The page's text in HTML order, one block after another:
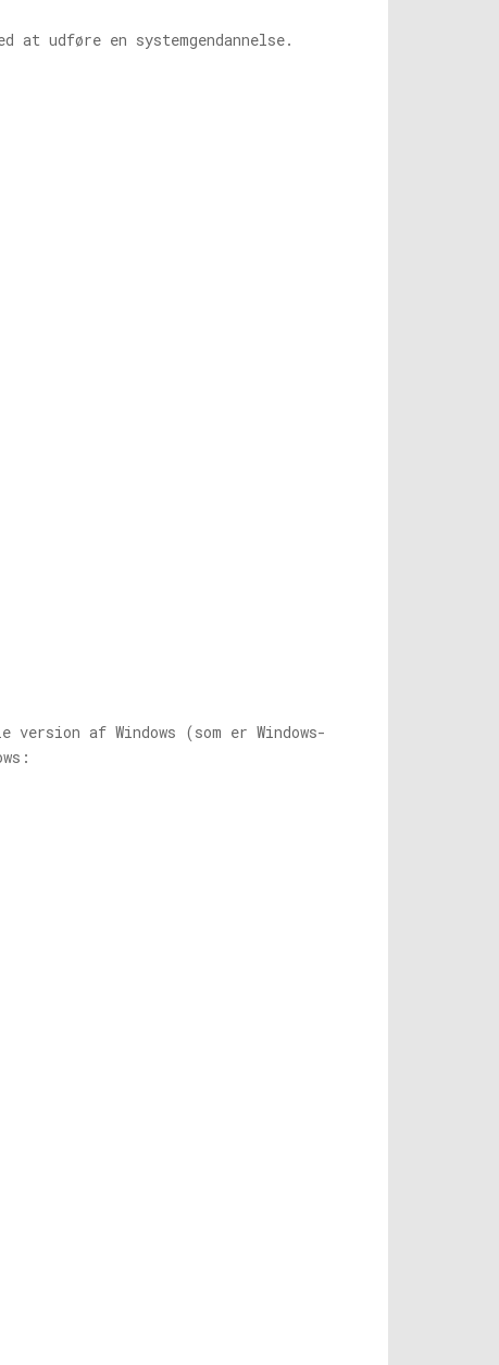
udføre en systemgendannelse.
af Windows (som er Windows-